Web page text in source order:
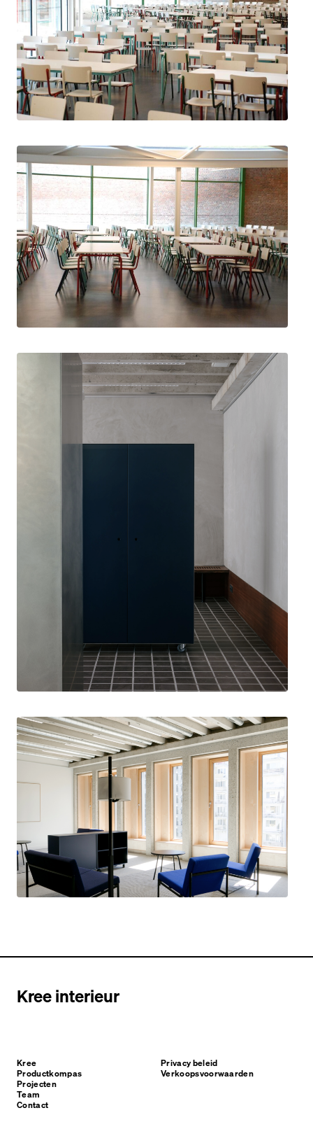
Kree interieur
Kree
Productkompas
Projecten
Team
Contact
Privacy beleid
Verkoopsvoorwaarden